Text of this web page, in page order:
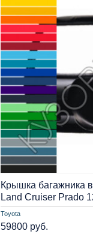
Toyota
Крышка багажника
Land Cruiser Prado
59800 руб.